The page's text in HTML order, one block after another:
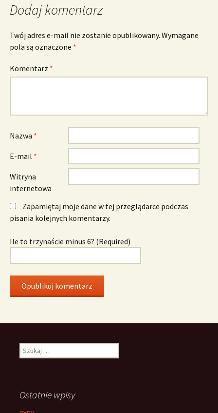
Dodaj komentarz
Twój adres e-mail nie zostanie opublikowany. Wymagane
pola są oznaczone *
Komentarz *
Nazwa *
E-mail *
Witryna
internetowa
Zapamiętaj moje dane w tej przeglądarce podczas
pisania kolejnych komentarzy.
Ile to trzynaście minus 6? (Required)
Szukaj:
Ostatnie wpisy